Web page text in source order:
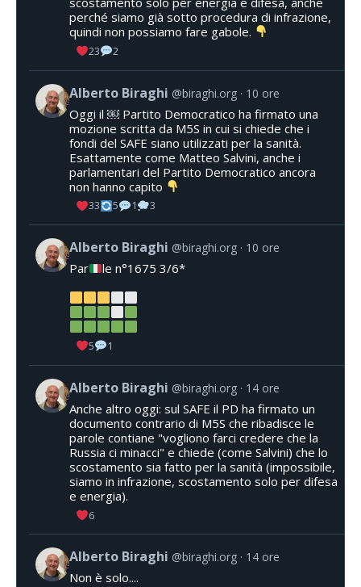
perché siamo già sotto procedura di infrazione,
quindi non possiamo fare gabole.
23 2
Alberto Biraghi @biraghi.org 10 ore
Oggi il ￼ Partito Democratico ha firmato una
mozione scritta da M5S in cui si chiede che i
fondi del SAFE siano utilizzati per la sanità.
Esattamente come Matteo Salvini, anche i
parlamentari del Partito Democratico ancora
non hanno capito
33 5 1 3
Alberto Biraghi @biraghi.org 10 ore
Par le n°1675 3/6*
5 1
Alberto Biraghi @biraghi.org 14 ore
Anche altro oggi: sul SAFE il PD ha firmato un
documento contrario di M5S che ribadisce le
parole contiane "vogliono farci credere che la
Russia ci minacci" e chiede (come Salvini) che lo
scostamento sia fatto per la sanità (impossibile,
siamo in infrazione, scostamento solo per difesa
e energia).
6
Alberto Biraghi @biraghi.org 14 ore
Non è solo....